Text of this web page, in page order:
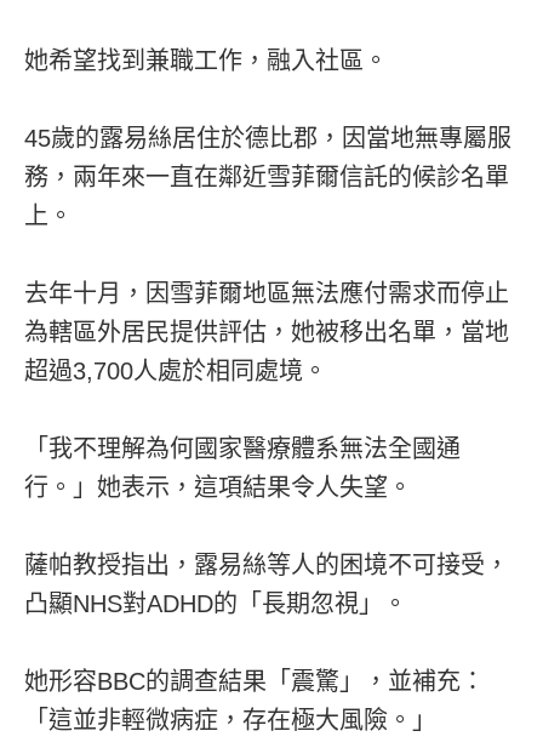
她希望找到兼職工作，融入社區。
45歲的露易絲居住於德比郡，因當地無專屬服
務，兩年來一直在鄰近雪菲爾信託的候診名單
上。
去年十月，因雪菲爾地區無法應付需求而停止
為轄區外居民提供評估，她被移出名單，當地
超過3,700人處於相同處境。
「我不理解為何國家醫療體系無法全國通
行。」她表示，這項結果令人失望。
薩帕教授指出，露易絲等人的困境不可接受，
凸顯NHS對ADHD的「長期忽視」。
她形容BBC的調查結果「震驚」，並補充：
「這並非輕微病症，存在極大風險。」